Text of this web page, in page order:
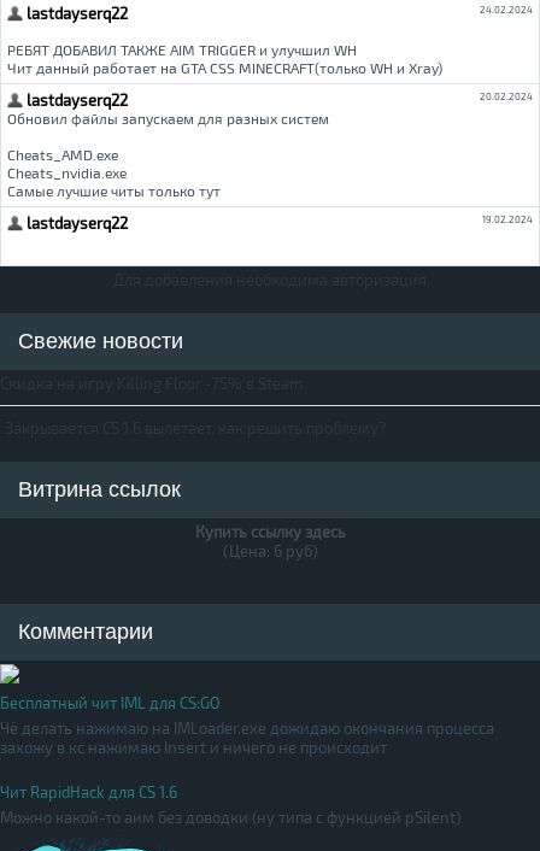
Свежие новости
Витрина ссылок
Купить ссылку здесь
(Цена: 6 руб)
Комментарии
Бесплатный чит IML для CS:GO
Чё делать нажимаю на IMLoader.exe дожидаю окончания процесса
захожу в кс нажимаю Insert и ничего не происходит
Чит RapidHack для CS 1.6
Можно какой-то аим без доводки (ну типа с функцией pSilent)